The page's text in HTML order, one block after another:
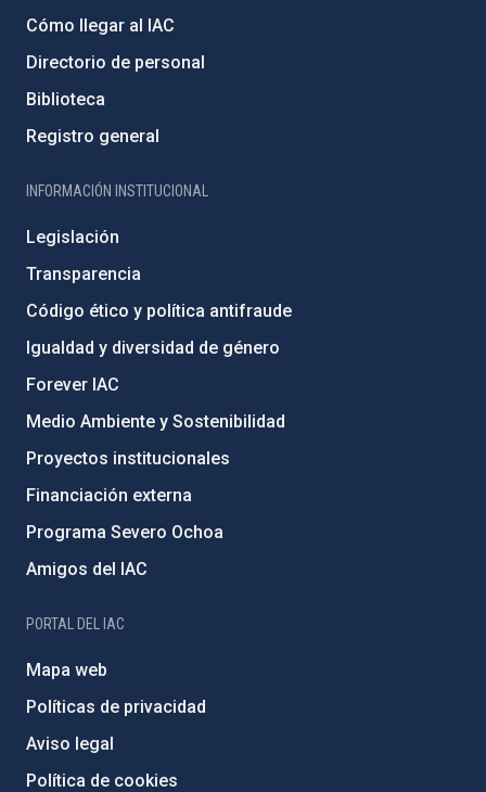
Cómo llegar al IAC
Directorio de personal
Biblioteca
Registro general
INFORMACIÓN INSTITUCIONAL
Legislación
Transparencia
Código ético y política antifraude
Igualdad y diversidad de género
Forever IAC
Medio Ambiente y Sostenibilidad
Proyectos institucionales
Financiación externa
Programa Severo Ochoa
Amigos del IAC
PORTAL DEL IAC
Mapa web
Políticas de privacidad
Aviso legal
Política de cookies